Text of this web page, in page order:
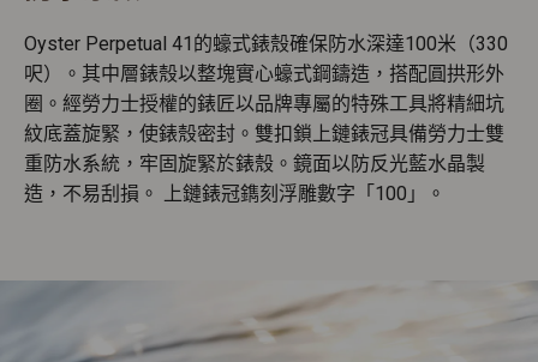
Oyster Perpetual 41的蠔式錶殼確保防水深達100米（330
呎）。其中層錶殼以整塊實心蠔式鋼鑄造，搭配圓拱形外
圈。經勞力士授權的錶匠以品牌專屬的特殊工具將精細坑
紋底蓋旋緊，使錶殼密封。雙扣鎖上鏈錶冠具備勞力士雙
重防水系統，牢固旋緊於錶殼。鏡面以防反光藍水晶製
造，不易刮損。 上鏈錶冠鐫刻浮雕數字「100」。